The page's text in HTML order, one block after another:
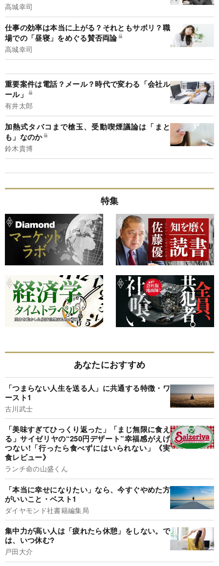
高城幸司
仕事の効率は本当に上がる？それともサボリ？職
場での「昼寝」をめぐる賛否両論
高城幸司
重要案件は電話？メール？時代で変わる「会社ル
ール」
有井太郎
加熱式タバコまで槍玉、受動喫煙議論は「まと
も」なのか
鈴木貴博
特集
あなたにおすすめ
「つまらない人生を送る人」に共通する特徴・ワ
ースト1
古川武士
「美味すぎてひっくり返った」「まじ無限に食え
る」サイゼリヤの“250円デザート”幸福感がえげ
つない!「行ったら食べずにはいられない」《実
食レビュー》
ランチ命の山盛くん
「本当に幸せになりたい」なら、今すぐやめた方
がいいこと・ベスト1
ダイヤモンド社書籍編集局
集中力が高い人は「疲れたら休憩」をしない。で
は、いつ休む?
戸田大介